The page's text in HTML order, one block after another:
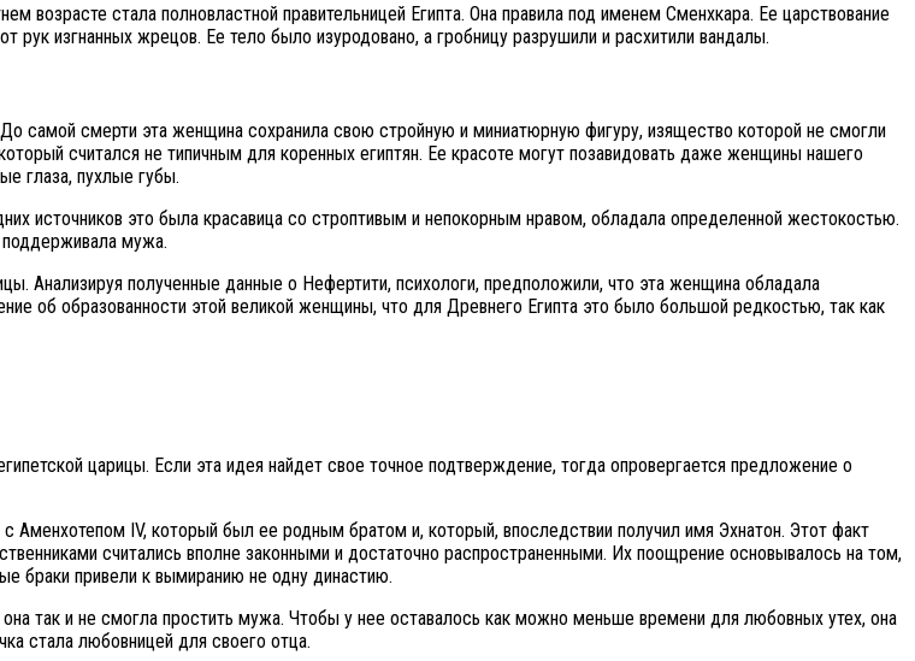
возрасте стала полновластной правительницей Египта. Она правила под именем Сменхкара. Ее царствование
рук изгнанных жрецов. Ее тело было изуродовано, а гробницу разрушили и расхитили вандалы.
самой смерти эта женщина сохранила свою стройную и миниатюрную фигуру, изящество которой не смогли
считался не типичным для коренных египтян. Ее красоте могут позавидовать даже женщины нашего
глаза, пухлые губы.
источников это была красавица со строптивым и непокорным нравом, обладала определенной жестокостью.
мужа.
Анализируя полученные данные о Нефертити, психологи, предположили, что эта женщина обладала
об образованности этой великой женщины, что для Древнего Египта это было большой редкостью, так как
царицы. Если эта идея найдет свое точное подтверждение, тогда опровергается предложение о
IV, который был ее родным братом и, который, впоследствии получил имя Эхнатон. Этот факт
считались вполне законными и достаточно распространенными. Их поощрение основывалось на том,
браки привели к вымиранию не одну династию.
так и не смогла простить мужа. Чтобы у нее оставалось как можно меньше времени для любовных утех, она
стала любовницей для своего отца.